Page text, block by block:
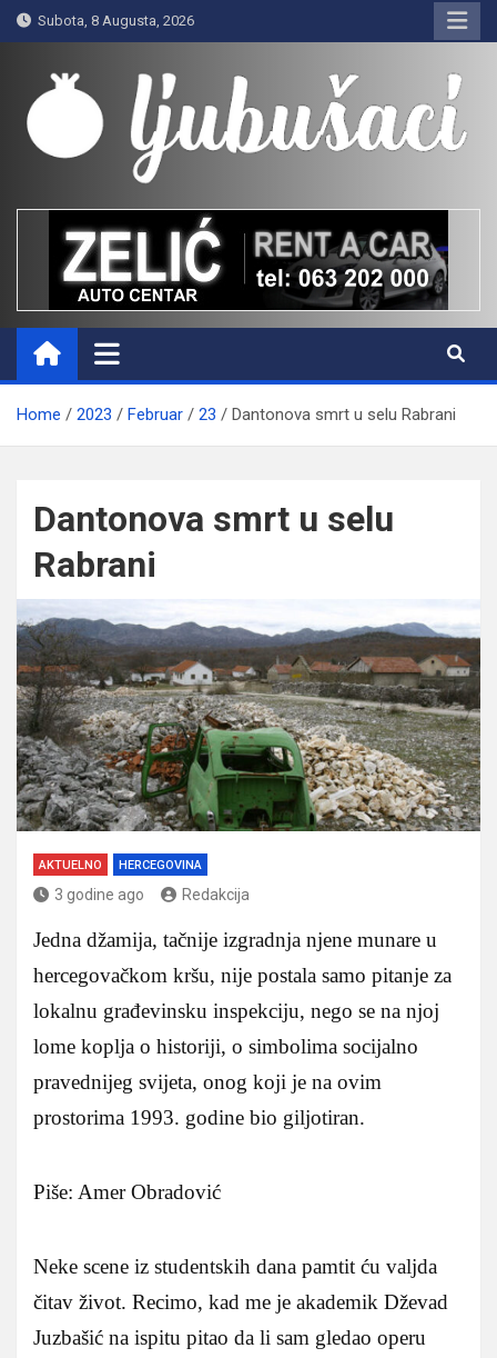
Skip
to
content
Subota, 8 Augusta, 2026
Ljubušaci
Svom voljenom gradu
Home 2023 Februar 23 Dantonova smrt u selu Rabrani
Dantonova smrt u selu
Rabrani
AKTUELNO HERCEGOVINA
3 godine ago Redakcija
Jedna džamija, tačnije izgradnja njene munare u
hercegovačkom kršu, nije postala samo pitanje za
lokalnu građevinsku inspekciju, nego se na njoj
lome koplja o historiji, o simbolima socijalno
pravednijeg svijeta, onog koji je na ovim
prostorima 1993. godine bio giljotiran.
Piše: Amer Obradović
Neke scene iz studentskih dana pamtit ću valjda
čitav život. Recimo, kad me je akademik Dževad
Juzbašić na ispitu pitao da li sam gledao operu